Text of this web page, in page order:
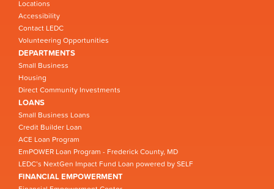
Locations
Accessibility
Contact LEDC
Volunteering Opportunities
DEPARTMENTS
Small Business
Housing
Direct Community Investments
LOANS
Small Business Loans
Credit Builder Loan
ACE Loan Program
EmPOWER Loan Program - Frederick County, MD
LEDC’s NextGen Impact Fund Loan powered by SELF
FINANCIAL EMPOWERMENT